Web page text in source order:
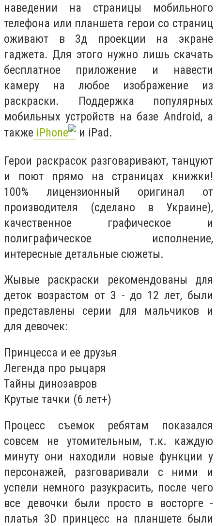
наведении на страницы мобильного
телефона или планшета герои со страниц
оживают в 3д проекции на экране
гаджета. Для этого нужно лишь скачать
бесплатное приложение и навести
камеру на любое изображение из
раскраски. Поддержка популярных
мобильных устройств на базе Android, а
также iPhone и iPad.
Герои раскрасок разговаривают, танцуют
и поют прямо на страницах книжки!
100% лицензионный оригинал от
производителя (сделано в Украине),
качественное графическое и
полиграфическое исполнение,
интересные детальные сюжеты.
Жывые раскраски рекомендованы для
деток возрастом от 3 - до 12 лет, были
представлены серии для мальчиков и
для девочек:
Принцесса и ее друзья
Легенда про рыцаря
Тайны динозавров
Крутые тачки (6 лет+)
Процесс съемок ребятам показался
совсем не утомительным, т.к. каждую
минуту они находили новые функции у
персонажей, разговаривали с ними и
успели немного разукрасить, после чего
все девочки были просто в восторге -
платья 3D принцесс на планшете были